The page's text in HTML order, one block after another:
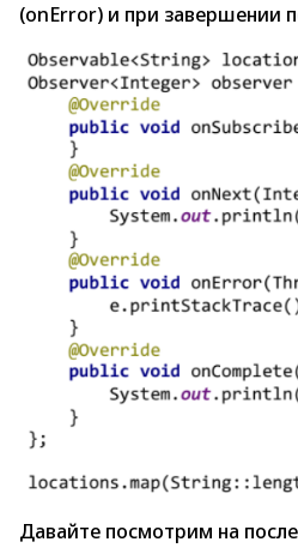
(onError) и при завершении
Давайте посмотрим на